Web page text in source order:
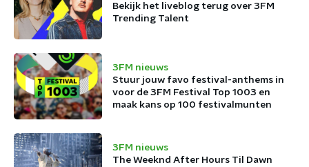
Bekijk het liveblog terug over 3FM
Trending Talent
3FM nieuws
Stuur jouw favo festival-anthems in
voor de 3FM Festival Top 1003 en
maak kans op 100 festivalmunten
3FM nieuws
The Weeknd After Hours Til Dawn